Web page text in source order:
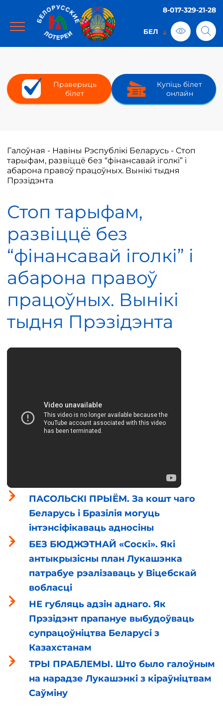
8-017-329-21-28
Праверыць
білет
Купіць білет
онлайн
Галоўная - Навіны Рэспублікі Беларусь - Стоп
тарыфам, развіццё без “фінансавай іголкі” і
абарона правоў працоўных. Вынікі тыдня
Прэзідэнта
Стоп тарыфам,
развіццё без
“фінансавай іголкі” і
абарона правоў
працоўных. Вынікі
тыдня Прэзідэнта
ПАСОЛЬСКІ ПРЫЁМ. За кошт чаго
Беларусь і Бразілія могуць
інтэнсіфікаваць адносіны
БЕЗ БЮДЖЭТНАЙ «Соскі». Які
антыкрызісны план Лукашэнка
патрабуе рэалізаваць у Віцебскай
вобласці
НЕ губляць адзін аднаго. Як
Прэзідэнт прапануе выбудоўваць
супрацоўніцтва Беларусі з
Казахстанам
ТРЫ ПРАБЛЕМЫ. Што было галоўным
на нарадзе Лукашэнкі з кіраўніцтвам
Саўміну